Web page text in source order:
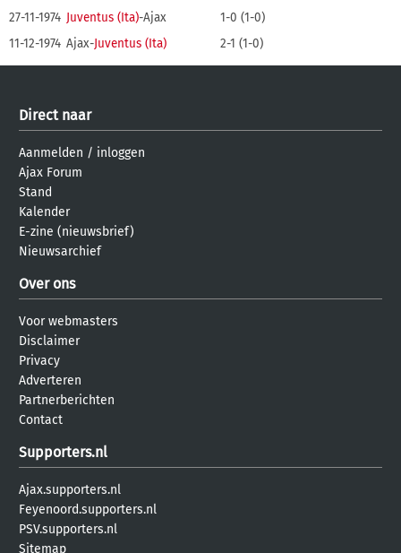
27-11-1974 Juventus (Ita)-Ajax
1-0 (1-0)
11-12-1974 Ajax-Juventus (Ita) 2-1 (1-0)
Direct naar
Aanmelden / inloggen
Ajax Forum
Stand
Kalender
E-zine (nieuwsbrief)
Nieuwsarchief
Over ons
Voor webmasters
Disclaimer
Privacy
Adverteren
Partnerberichten
Contact
Supporters.nl
Ajax.supporters.nl
Feyenoord.supporters.nl
PSV.supporters.nl
Sitemap